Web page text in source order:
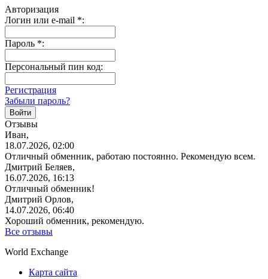
Авторизация
Логин или e-mail *:
Пароль *:
Персональный пин код:
Регистрация
Забыли пароль?
Отзывы
Иван,
18.07.2026, 02:00
Отличный обменник, работаю постоянно. Рекомендую всем.
Дмитрий Беляев,
16.07.2026, 16:13
Отличный обменник!
Дмитрий Орлов,
14.07.2026, 06:40
Хороший обменник, рекомендую.
Все отзывы
World Exchange
Карта сайта